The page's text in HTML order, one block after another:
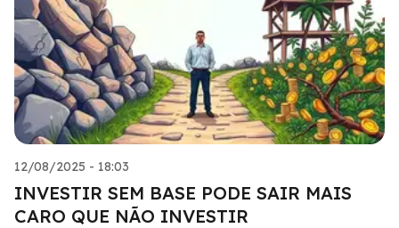
12/08/2025 - 18:03
INVESTIR SEM BASE PODE SAIR MAIS
CARO QUE NÃO INVESTIR